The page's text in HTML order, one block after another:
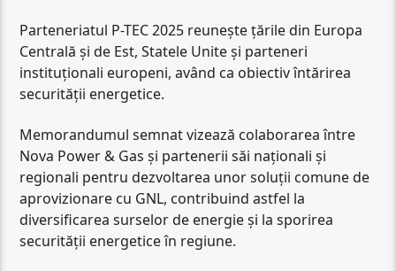
Parteneriatul P-TEC 2025 reunește țările din Europa
Centrală și de Est, Statele Unite și parteneri
instituționali europeni, având ca obiectiv întărirea
securității energetice.
Memorandumul semnat vizează colaborarea între
Nova Power & Gas și partenerii săi naționali și
regionali pentru dezvoltarea unor soluții comune de
aprovizionare cu GNL, contribuind astfel la
diversificarea surselor de energie și la sporirea
securității energetice în regiune.